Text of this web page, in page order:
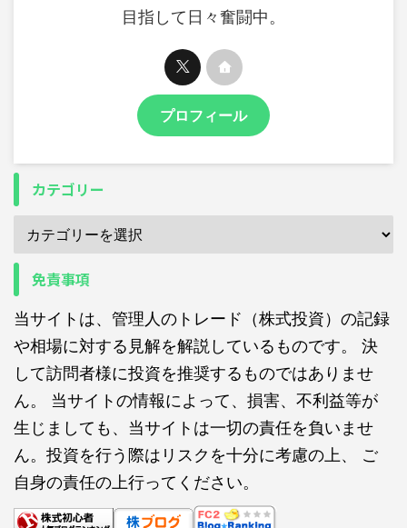
目指して日々奮闘中。
プロフィール
カテゴリー
免責事項
当サイトは、管理人のトレード（株式投資）の記録
や相場に対する見解を解説しているものです。 決
して訪問者様に投資を推奨するものではありませ
ん。 当サイトの情報によって、損害、不利益等が
生じましても、当サイトは一切の責任を負いませ
ん。投資を行う際はリスクを十分に考慮の上、 ご
自身の責任の上行ってください。